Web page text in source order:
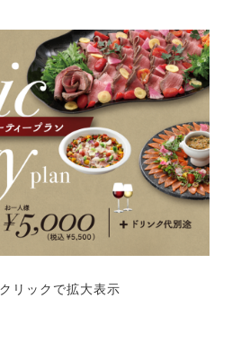
リックで拡大表示